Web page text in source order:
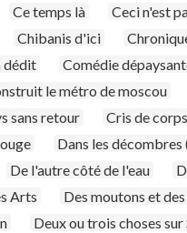
Ce temps là Ceci n'est
Chibanis d'ici
dédit
Comédie
le métro de moscou
sans retour Cris de corps
Dans les
De l'autre côté de l'eau
Arts
Des moutons et
Deux ou trois choses sur